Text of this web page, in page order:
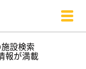
設検索
報が満載